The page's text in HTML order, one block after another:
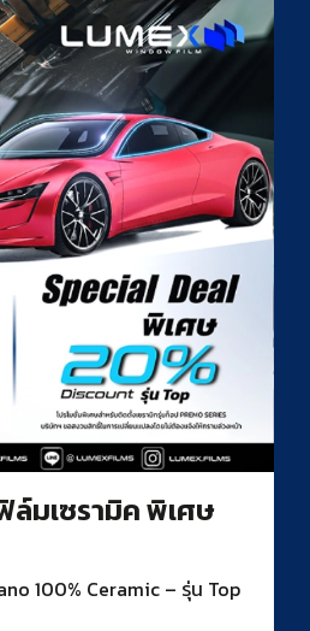
มเซรามิค พิเศษ
100% Ceramic – รุ่น Top